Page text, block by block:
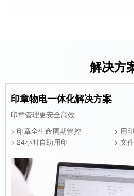
解决方
印章物电一体化解决方案
印章管理更安全高效
> 印章全生命周期管控
> 用
> 24小时自助用印
> 文